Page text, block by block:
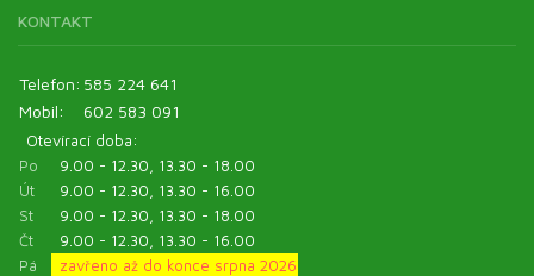
KONTAKT
Telefon: 585 224 641
Mobil:
602 583 091
Otevírací doba:
Po
9.00 - 12.30, 13.30 - 18.00
Út
9.00 - 12.30, 13.30 - 16.00
St
9.00 - 12.30, 13.30 - 18.00
Čt
9.00 - 12.30, 13.30 - 16.00
Pá
zavřeno až do konce srpna 2026